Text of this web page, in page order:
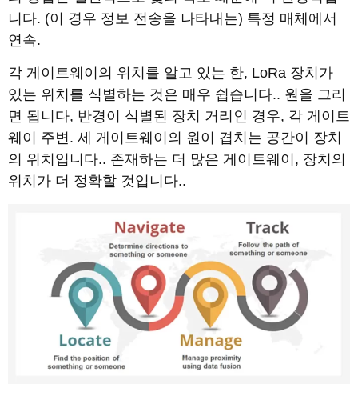
니다. (이 경우 정보 전송을 나타내는) 특정 매체에서
연속.
각 게이트웨이의 위치를 ​​알고 있는 한, LoRa 장치가
있는 위치를 식별하는 것은 매우 쉽습니다.. 원을 그리
면 됩니다, 반경이 식별된 장치 거리인 경우, 각 게이트
웨이 주변. 세 게이트웨이의 원이 겹치는 공간이 장치
의 위치입니다.. 존재하는 더 많은 게이트웨이, 장치의
위치가 더 정확할 것입니다..